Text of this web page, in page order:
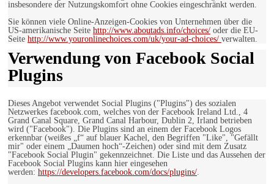
insbesondere der Nutzungskomfort ohne Cookies eingeschränkt werden.
Sie können viele Online-Anzeigen-Cookies von Unternehmen über die
US-amerikanische Seite http://www.aboutads.info/choices/ oder die EU-
Seite http://www.youronlinechoices.com/uk/your-ad-choices/ verwalten.
Verwendung von Facebook Social
Plugins
Dieses Angebot verwendet Social Plugins ("Plugins") des sozialen
Netzwerkes facebook.com, welches von der Facebook Ireland Ltd., 4
Grand Canal Square, Grand Canal Harbour, Dublin 2, Irland betrieben
wird ("Facebook"). Die Plugins sind an einem der Facebook Logos
erkennbar (weißes „f“ auf blauer Kachel, den Begriffen "Like", "Gefällt
mir" oder einem „Daumen hoch“-Zeichen) oder sind mit dem Zusatz
"Facebook Social Plugin" gekennzeichnet. Die Liste und das Aussehen der
Facebook Social Plugins kann hier eingesehen
werden: https://developers.facebook.com/docs/plugins/.